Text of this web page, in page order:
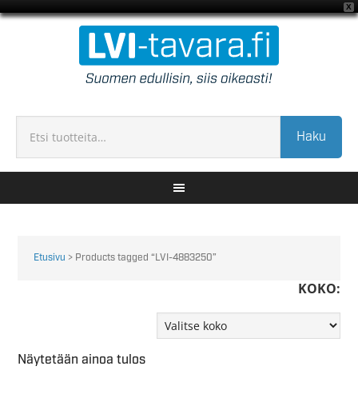
X
Haku
Etusivu > Products tagged “LVI-4883250”
KOKO:
Näytetään ainoa tulos